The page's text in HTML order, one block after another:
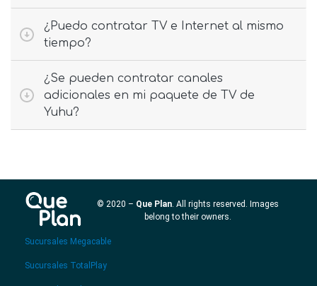
¿Puedo contratar TV e Internet al mismo
tiempo?
¿Se pueden contratar canales
adicionales en mi paquete de TV de
Yuhu?
© 2020 – Que Plan . All rights reserved. Images
belong to their owners.
Sucursales Megacable
Sucursales TotalPlay